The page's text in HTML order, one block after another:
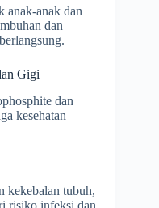
anak-anak dan
dan
Gigi
dan
kesehatan
kekebalan tubuh,
risiko infeksi dan